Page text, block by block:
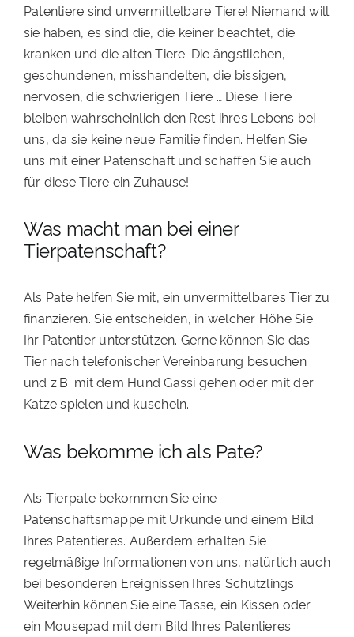
Patentiere sind unvermittelbare Tiere! Niemand will
sie haben, es sind die, die keiner beachtet, die
kranken und die alten Tiere. Die ängstlichen,
geschundenen, misshandelten, die bissigen,
nervösen, die schwierigen Tiere … Diese Tiere
bleiben wahrscheinlich den Rest ihres Lebens bei
uns, da sie keine neue Familie finden. Helfen Sie
uns mit einer Patenschaft und schaffen Sie auch
für diese Tiere ein Zuhause!
Was macht man bei einer
Tierpatenschaft?
Als Pate helfen Sie mit, ein unvermittelbares Tier zu
finanzieren. Sie entscheiden, in welcher Höhe Sie
Ihr Patentier unterstützen. Gerne können Sie das
Tier nach telefonischer Vereinbarung besuchen
und z.B. mit dem Hund Gassi gehen oder mit der
Katze spielen und kuscheln.
Was bekomme ich als Pate?
Als Tierpate bekommen Sie eine
Patenschaftsmappe mit Urkunde und einem Bild
Ihres Patentieres. Außerdem erhalten Sie
regelmäßige Informationen von uns, natürlich auch
bei besonderen Ereignissen Ihres Schützlings.
Weiterhin können Sie eine Tasse, ein Kissen oder
ein Mousepad mit dem Bild Ihres Patentieres